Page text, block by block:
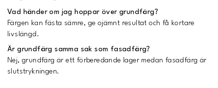
Vad händer om jag hoppar över grundfärg?
Färgen kan fästa sämre, ge ojämnt resultat och få kortare
livslängd.
Är grundfärg samma sak som fasadfärg?
Nej, grundfärg är ett förberedande lager medan fasadfärg är
slutstrykningen.